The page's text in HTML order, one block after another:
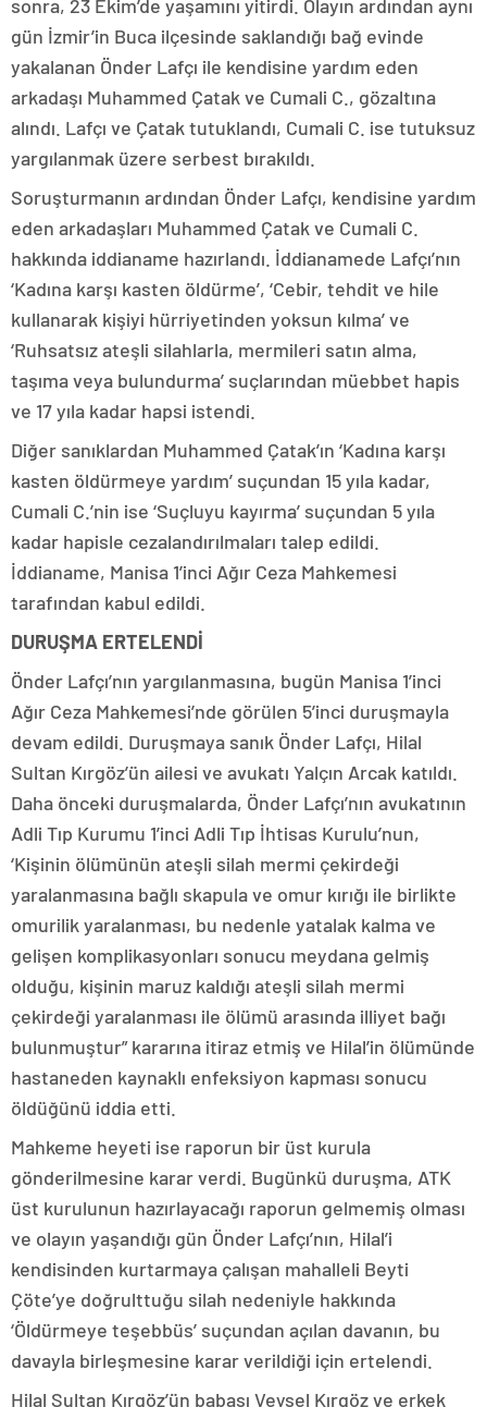
sonra, 23 Ekim’de yaşamını yitirdi. Olayın ardından aynı
gün İzmir’in Buca ilçesinde saklandığı bağ evinde
yakalanan Önder Lafçı ile kendisine yardım eden
arkadaşı Muhammed Çatak ve Cumali C., gözaltına
alındı. Lafçı ve Çatak tutuklandı, Cumali C. ise tutuksuz
yargılanmak üzere serbest bırakıldı.
Soruşturmanın ardından Önder Lafçı, kendisine yardım
eden arkadaşları Muhammed Çatak ve Cumali C.
hakkında iddianame hazırlandı. İddianamede Lafçı’nın
‘Kadına karşı kasten öldürme’, ‘Cebir, tehdit ve hile
kullanarak kişiyi hürriyetinden yoksun kılma’ ve
‘Ruhsatsız ateşli silahlarla, mermileri satın alma,
taşıma veya bulundurma’ suçlarından müebbet hapis
ve 17 yıla kadar hapsi istendi.
Diğer sanıklardan Muhammed Çatak’ın ‘Kadına karşı
kasten öldürmeye yardım’ suçundan 15 yıla kadar,
Cumali C.’nin ise ‘Suçluyu kayırma’ suçundan 5 yıla
kadar hapisle cezalandırılmaları talep edildi.
İddianame, Manisa 1’inci Ağır Ceza Mahkemesi
tarafından kabul edildi.
DURUŞMA ERTELENDİ
Önder Lafçı’nın yargılanmasına, bugün Manisa 1’inci
Ağır Ceza Mahkemesi’nde görülen 5’inci duruşmayla
devam edildi. Duruşmaya sanık Önder Lafçı, Hilal
Sultan Kırgöz’ün ailesi ve avukatı Yalçın Arcak katıldı.
Daha önceki duruşmalarda, Önder Lafçı’nın avukatının
Adli Tıp Kurumu 1’inci Adli Tıp İhtisas Kurulu’nun,
‘Kişinin ölümünün ateşli silah mermi çekirdeği
yaralanmasına bağlı skapula ve omur kırığı ile birlikte
omurilik yaralanması, bu nedenle yatalak kalma ve
gelişen komplikasyonları sonucu meydana gelmiş
olduğu, kişinin maruz kaldığı ateşli silah mermi
çekirdeği yaralanması ile ölümü arasında illiyet bağı
bulunmuştur” kararına itiraz etmiş ve Hilal’in ölümünde
hastaneden kaynaklı enfeksiyon kapması sonucu
öldüğünü iddia etti.
Mahkeme heyeti ise raporun bir üst kurula
gönderilmesine karar verdi. Bugünkü duruşma, ATK
üst kurulunun hazırlayacağı raporun gelmemiş olması
ve olayın yaşandığı gün Önder Lafçı’nın, Hilal’i
kendisinden kurtarmaya çalışan mahalleli Beyti
Çöte’ye doğrulttuğu silah nedeniyle hakkında
‘Öldürmeye teşebbüs’ suçundan açılan davanın, bu
davayla birleşmesine karar verildiği için ertelendi.
Hilal Sultan Kırgöz’ün babası Veysel Kırgöz ve erkek